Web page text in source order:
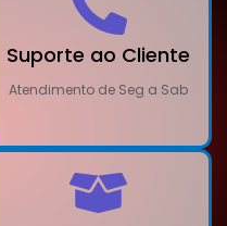
Suporte ao Cliente
Atendimento de Seg a Sab